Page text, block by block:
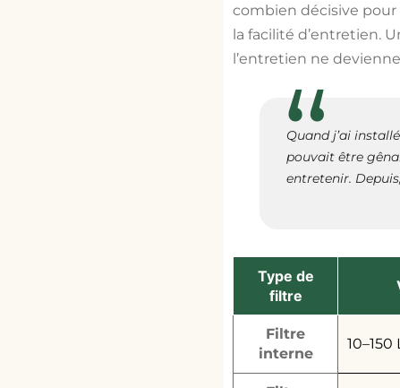
combien décisive
la facilité d’entretien.
l’entretien ne
Quand j’ai
pouvait être
entretenir.
Type de
filtre
Filtre
interne
10–150